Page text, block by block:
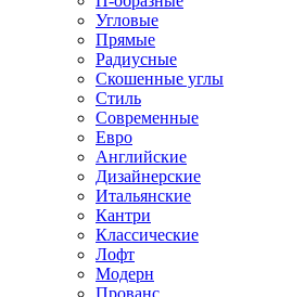
Угловые
Прямые
Радиусные
Скошенные углы
Стиль
Современные
Евро
Английские
Дизайнерские
Итальянские
Кантри
Классические
Лофт
Модерн
Прованс